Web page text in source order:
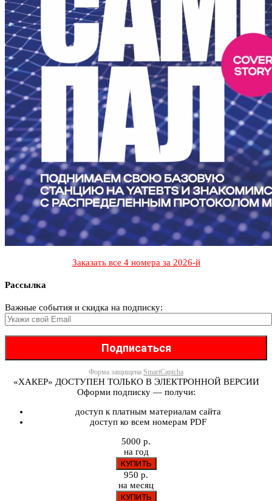
Заказать все 4 номера за 2026-й
Рассылка
Важные события и скидка на подписку:
Форма защищена SmartCaptcha
«ХАКЕР» ДОСТУПЕН ТОЛЬКО В ЭЛЕКТРОННОЙ ВЕРСИИ
Оформи подписку — получи:
доступ к платным материалам сайта
доступ ко всем номерам PDF
5000 р.
на год
950 р.
на месяц